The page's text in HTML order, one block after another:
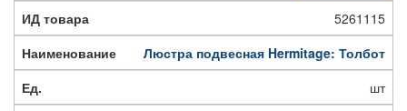
5261115
Люстра подвесная Hermitage: Толбот
шт